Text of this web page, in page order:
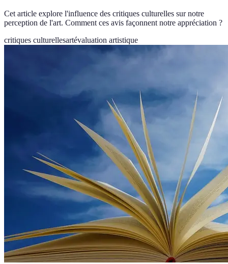
Cet article explore l'influence des critiques culturelles sur notre
perception de l'art. Comment ces avis façonnent notre appréciation ?
critiques culturellesartévaluation artistique